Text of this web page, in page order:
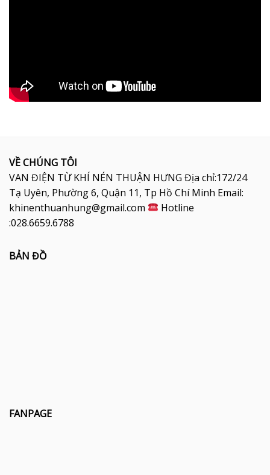
VỀ CHÚNG TÔI
VAN ĐIỆN TỪ KHÍ NÉN THUẬN HƯNG Địa chỉ:172/24
Tạ Uyên, Phường 6, Quận 11, Tp Hồ Chí Minh Email:
khinenthuanhung@gmail.com
Hotline
:028.6659.6788
BẢN ĐỒ
FANPAGE